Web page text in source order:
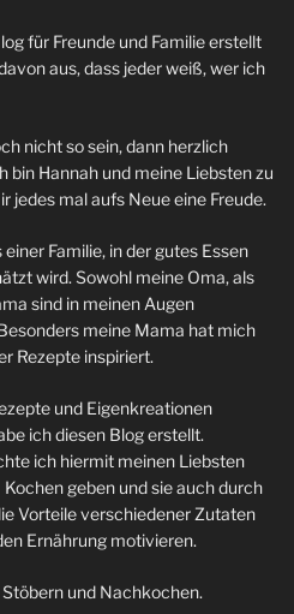
für Freunde und Familie erstellt
aus, dass jeder weiß, wer ich
nicht so sein, dann herzlich
bin Hannah und meine Liebsten zu
jedes mal aufs Neue eine Freude.
Familie, in der gutes Essen
wird. Sowohl meine Oma, als
sind in meinen Augen
meine Mama hat mich
Rezepte inspiriert.
und Eigenkreationen
ich diesen Blog erstellt.
ich hiermit meinen Liebsten
geben und sie auch durch
Vorteile verschiedener Zutaten
Ernährung motivieren.
und Nachkochen.